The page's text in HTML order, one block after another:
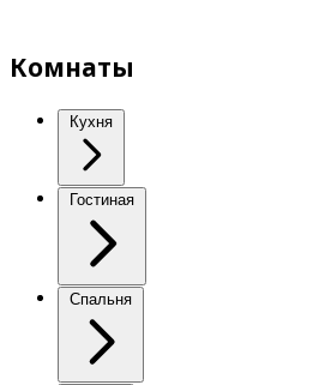
Комнаты
Кухня
Гостиная
Спальня